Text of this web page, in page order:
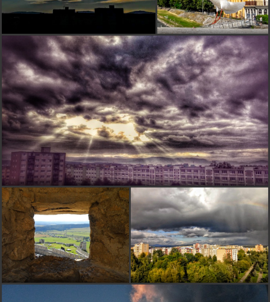
Ďakujem Ti naozaj.. majster určite nie som, skúsenosti
skoro žiadne, fotak slabý.. ale snaha veĺká
F furčakepred 17 rokmi
Dedo mi tu hovorí, že učni chodia ku majstrom, učitelia sú
vraj skôr teoretici
jufe111pred 17 rokmi
velmi pekne. zaujalo
Vetrikpred 17 rokmi
Furčake: nemôžem robiť učiteĺku, keď ja sama som
učnica:-)))). Ale ďakujem
jajtapred 17 rokmi
pekne si to urobila :-)
F furčakepred 17 rokmi
Krásna práca, asi prídem za učňa
T tuxxerpred 17 rokmi
na prvy pohlad som to ani nespoznal.... som myslel, ze je
to niekde na dedine, ale tie vezicky mi nepasovali k
tomu....:-D:-D:-D.... super si to vymyslela....;-)